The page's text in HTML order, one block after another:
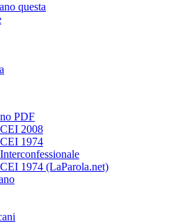
questa
PDF
2008
1974
1974 (LaParola.net)